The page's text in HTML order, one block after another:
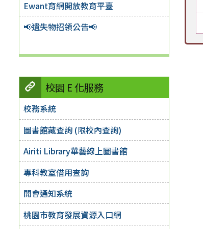
Ewant育網開放教育平臺
📢遺失物招領公告📢
校園 E 化服務
校務系統
圖書館藏查詢 (限校內查詢)
Airiti Library華藝線上圖書館
專科教室借用查詢
開會通知系統
桃園市教育發展資源入口網